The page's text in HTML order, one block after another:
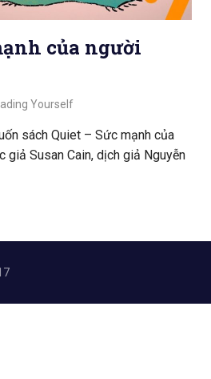
của người
Yourself
sách Quiet – Sức mạnh của
giả Susan Cain, dịch giả Nguyễn